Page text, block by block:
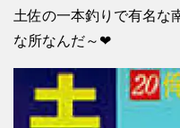
土佐の一本釣りで有名な
な所なんだ～❤